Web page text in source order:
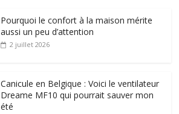
Pourquoi le confort à la maison mérite
aussi un peu d’attention
2 juillet 2026
Canicule en Belgique : Voici le ventilateur
Dreame MF10 qui pourrait sauver mon
été